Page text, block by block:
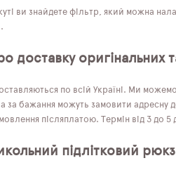
ви знайдете фільтр, який можна
доставку оригінальних
по всій Україні. Ми
за бажання можуть замовити адресну
післяплатою. Термін від 3 до
підлітковий